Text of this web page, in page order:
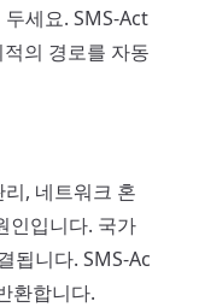
세요. SMS-Act
의 경로를 자동
, 네트워크 혼
인입니다. 국가
됩니다. SMS-Ac
환합니다.